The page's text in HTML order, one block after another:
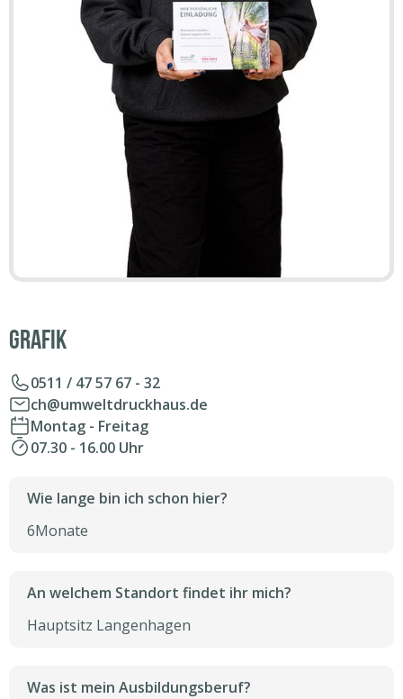
Grafik
0511 / 47 57 67 - 32
ch@umweltdruckhaus.de
Montag - Freitag
07.30 - 16.00 Uhr
Wie lange bin ich schon hier?
6Monate
An welchem Standort findet ihr mich?
Hauptsitz Langenhagen
Was ist mein Ausbildungsberuf?